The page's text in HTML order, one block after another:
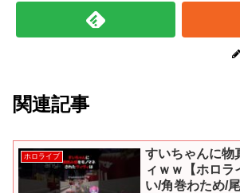
関連記事
ホロライブ
すいちゃんに物
ィｗｗ【ホロラ
い/角巻わため/